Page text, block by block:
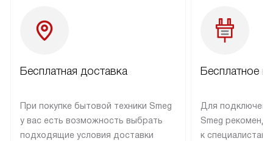
Бесплатная доставка
При покупке бытовой техники Smeg
у вас есть возможность выбрать
подходящие условия доставки
Бесплатное
Для
Smeg
к специалистам